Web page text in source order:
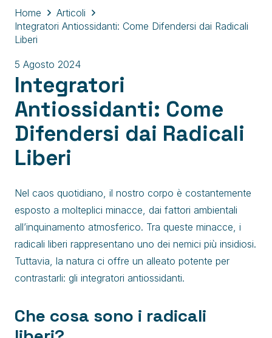
Home
Articoli
Integratori Antiossidanti: Come Difendersi dai Radicali
Liberi
5 Agosto 2024
Integratori
Antiossidanti: Come
Difendersi dai Radicali
Liberi
Nel caos quotidiano, il nostro corpo è costantemente
esposto a molteplici minacce, dai fattori ambientali
all’inquinamento atmosferico. Tra queste minacce, i
radicali liberi rappresentano uno dei nemici più insidiosi.
Tuttavia, la natura ci offre un alleato potente per
contrastarli: gli integratori antiossidanti.
Che cosa sono i radicali